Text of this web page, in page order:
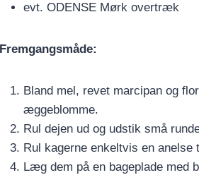
evt. ODENSE Mørk overtræk
Fremgangsmåde:
Bland mel, revet marcipan og
æggeblomme.
Rul dejen ud og udstik små
Rul kagerne enkeltvis en
Læg dem på en bageplade med